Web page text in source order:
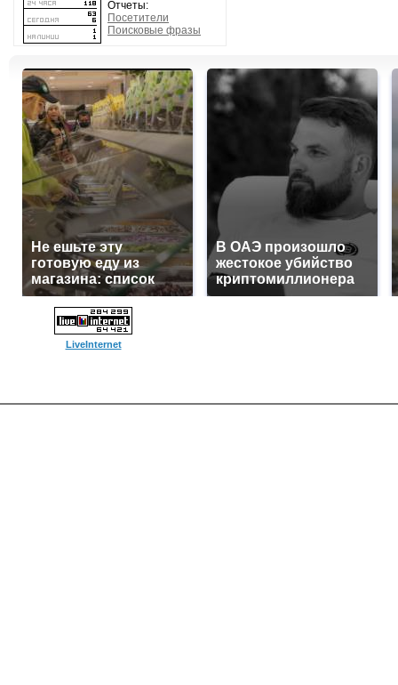
Отчеты:
Посетители
Поисковые фразы
Не ешьте эту
готовую еду из
магазина: список
В ОАЭ произошло
жестокое убийство
криптомиллионера
LiveInternet